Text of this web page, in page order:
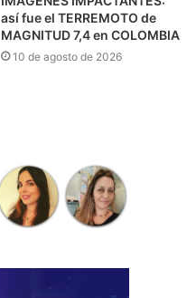
así fue el TERREMOTO de
MAGNITUD 7,4 en COLOMBIA
10 de agosto de 2026